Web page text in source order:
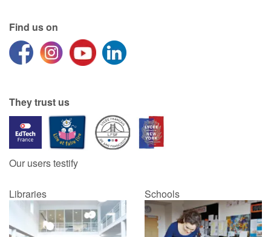
Find us on
They trust us
Our users testify
Libraries Schools